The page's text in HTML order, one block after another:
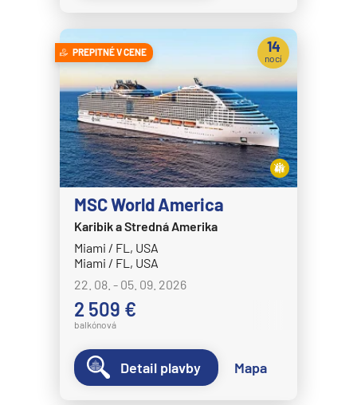
Crystal Symphony
Cunard Line
Queen Anne
Queen Elizabeth
Queen Mary 2
Queen Victoria
Disney Cruise Line
Disney Adventure
Disney Destiny
Disney Dream
Disney Fantasy
Disney Magic
Disney Treasure
Disney Wish
PREPITNÉ V CENE
MSC World America
Karibik a Stredná Amerika
Miami / FL, USA
Miami / FL, USA
22. 08. - 05. 09. 2026
2 509 €
balkónová
14
nocí
Detail plavby Mapa